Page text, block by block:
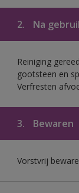
2. Na
Reiniging
gootsteen en
Verfresten
3. Bewaren
Vorstvrij